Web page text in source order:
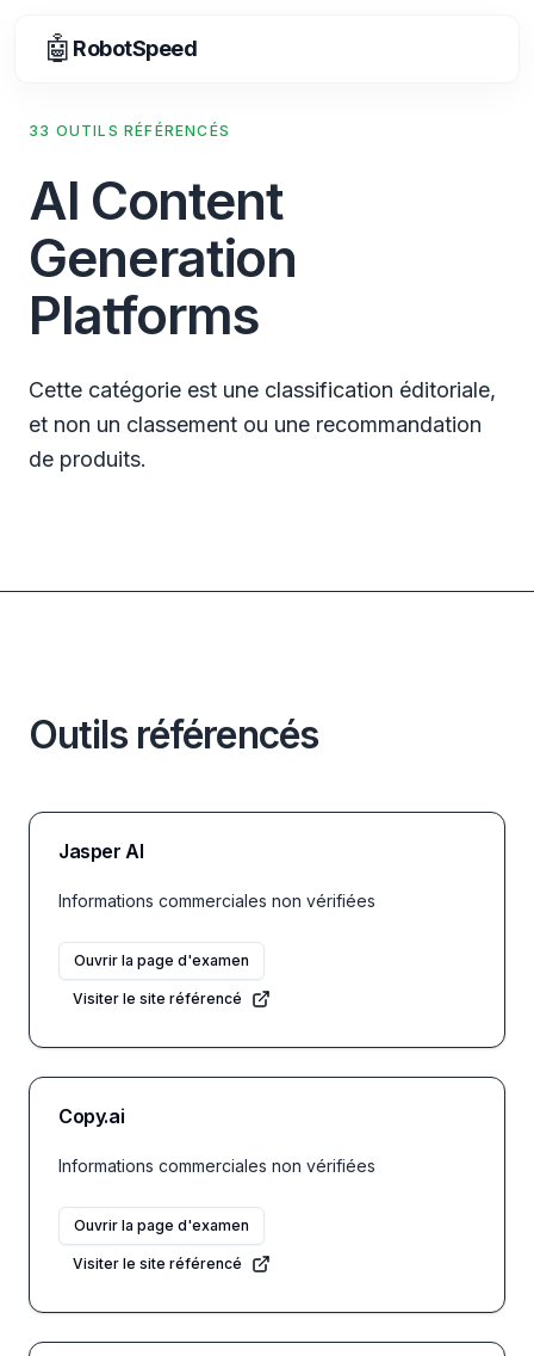
🤖 RobotSpeed
33 OUTILS RÉFÉRENCÉS
AI Content
Generation
Platforms
Cette catégorie est une classification éditoriale,
et non un classement ou une recommandation
de produits.
Outils référencés
Jasper AI
Informations commerciales non vérifiées
Ouvrir la page d'examen
Visiter le site référencé
Copy.ai
Informations commerciales non vérifiées
Ouvrir la page d'examen
Visiter le site référencé